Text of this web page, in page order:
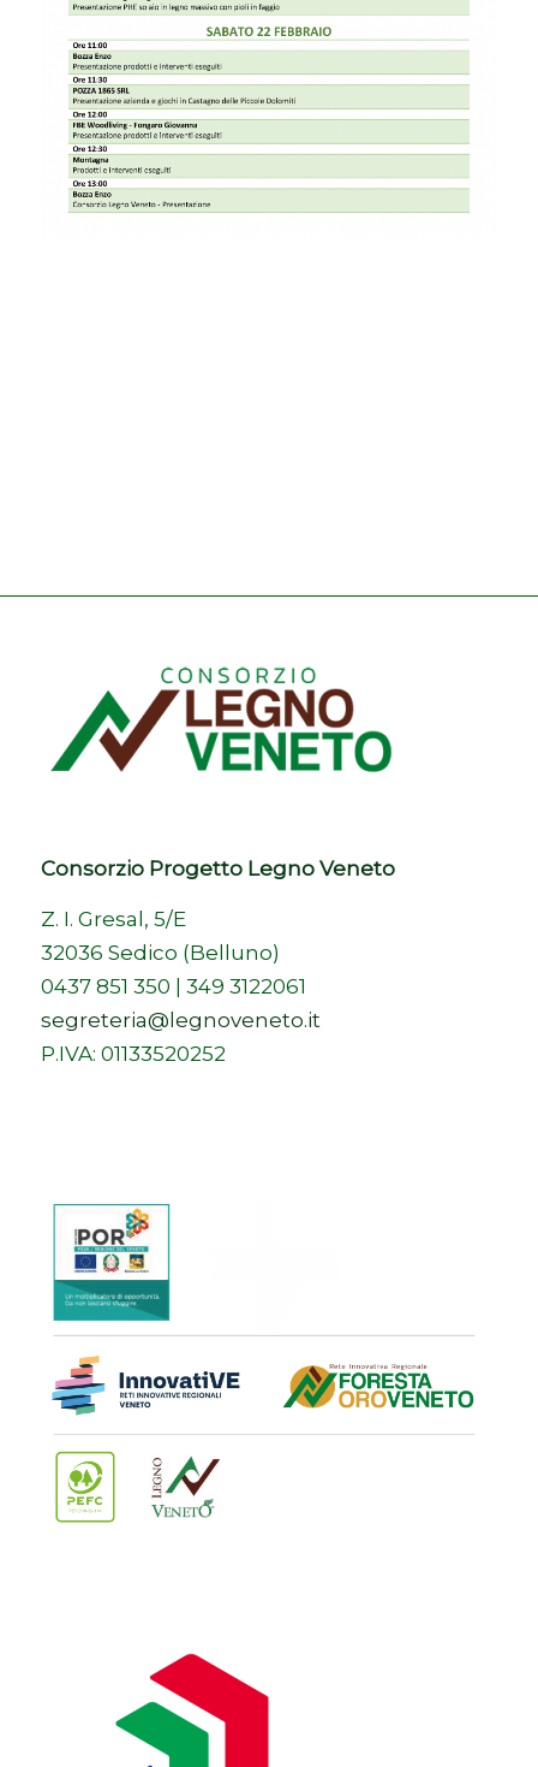
Consorzio Progetto Legno Veneto
Z. I. Gresal, 5/E
32036 Sedico (Belluno)
0437 851 350 | 349 3122061
segreteria@legnoveneto.it
P.IVA: 01133520252